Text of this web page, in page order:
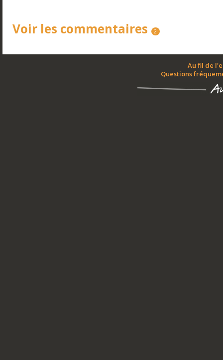
Voir les commentaires 2
Au fil de
Questions